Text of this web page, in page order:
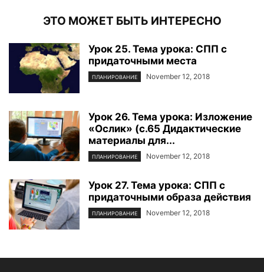
ЭТО МОЖЕТ БЫТЬ ИНТЕРЕСНО
Урок 25. Тема урока: СПП с
придаточными места
ПЛАНИРОВАНИЕ November 12, 2018
Урок 26. Тема урока: Изложение
«Ослик» (с.65 Дидактические
материалы для...
ПЛАНИРОВАНИЕ November 12, 2018
Урок 27. Тема урока: СПП с
придаточными образа действия
ПЛАНИРОВАНИЕ November 12, 2018